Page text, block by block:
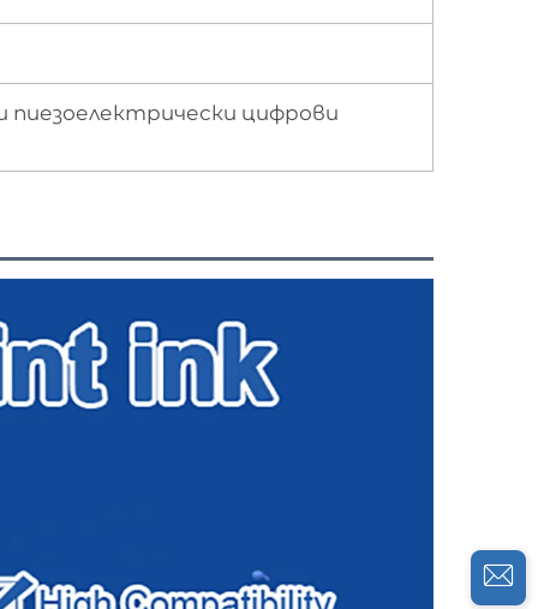
пиезоелектрически цифрови